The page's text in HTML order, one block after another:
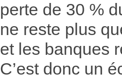
perte de 30 %
ne reste plus
et les banques
C’est donc un